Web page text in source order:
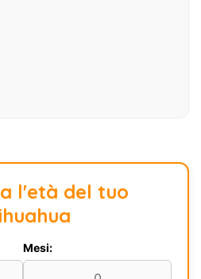
l'età del tuo
Mesi: